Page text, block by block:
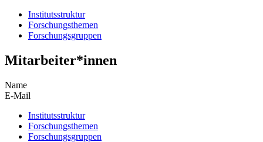
Institutsstruktur
Forschungsthemen
Forschungsgruppen
Mitarbeiter*innen
Name
E-Mail
Institutsstruktur
Forschungsthemen
Forschungsgruppen